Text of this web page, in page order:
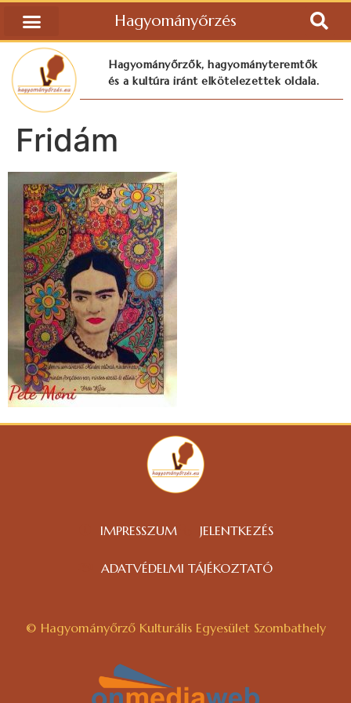
Hagyományőrzés
Hagyományőrzők, hagyományteremtők
és a kultúra iránt elkötelezettek oldala.
Fridám
IMPRESSZUM JELENTKEZÉS
ADATVÉDELMI TÁJÉKOZTATÓ
© Hagyományőrző Kulturális Egyesület Szombathely